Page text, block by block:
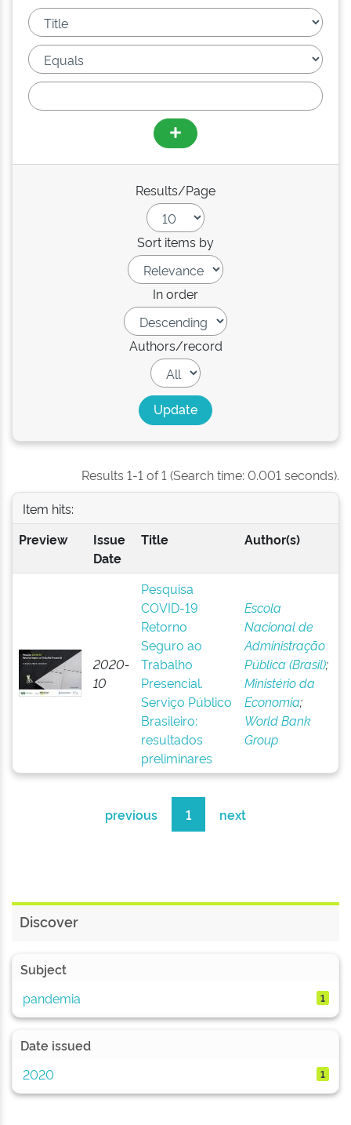
Results/Page
Sort items by
In order
Authors/record
Results 1-1 of 1 (Search time: 0.001 seconds).
Item hits:
Preview
Issue
Date
Title Author(s)
2020-
10
Pesquisa
COVID-19
Retorno
Seguro ao
Trabalho
Presencial.
Serviço Público
Brasileiro:
resultados
preliminares
Escola
Nacional de
Administração
Pública (Brasil);
Ministério da
Economia;
World Bank
Group
previous 1 next
Discover
Subject
pandemia
1
Date issued
2020
1